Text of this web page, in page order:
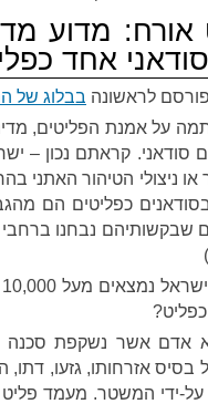
אורח: מדוע
אחד
לראשונה בבלוג של
סודאני. קראתם נכון –
ניצולי הטיהור האתני
נבחנו ברחבי העולם בשנת 2012
אדם אשר נשקפת סכנה
בסיס אזרחותו, גזעו,
ידי המשטר. מעמד